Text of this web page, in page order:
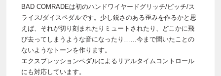
BAD COMRADEは初のハンドワイヤードグリッチ/ピッチ/ス
ライス/ダイスペダルです。少し鋭さのある歪みを作るかと思
えば、それが切り刻まれたりミュートされたり、どこかに飛
び去ってしまうような音になったり……今まで聞いたことの
ないようなトーンを作ります。
エクスプレッションペダルによるリアルタイムコントロール
にも対応しています。